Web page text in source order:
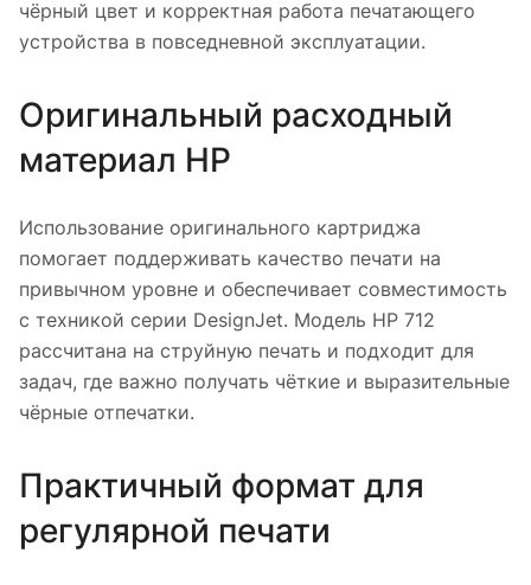
чёрный цвет и корректная работа печатающего
устройства в повседневной эксплуатации.
Оригинальный расходный
материал HP
Использование оригинального картриджа
помогает поддерживать качество печати на
привычном уровне и обеспечивает совместимость
с техникой серии DesignJet. Модель HP 712
рассчитана на струйную печать и подходит для
задач, где важно получать чёткие и выразительные
чёрные отпечатки.
Практичный формат для
регулярной печати